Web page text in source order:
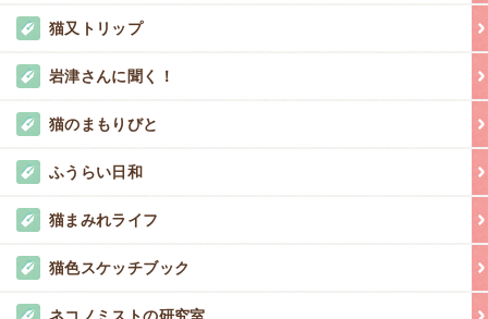
猫又トリップ
岩津さんに聞く！
猫のまもりびと
ふうらい日和
猫まみれライフ
猫色スケッチブック